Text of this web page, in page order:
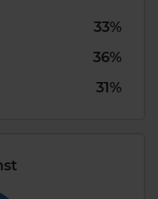
33%
36%
31%